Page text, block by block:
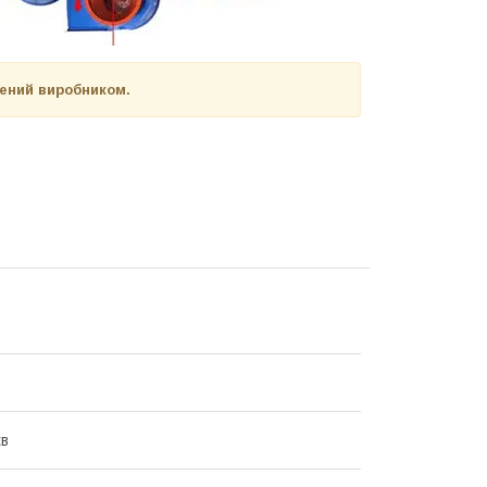
виробником.